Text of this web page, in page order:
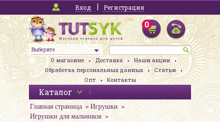
Вход Регистрация
Выберите
0
О магазине Доставка
Наши акции
Обработка персональных данных
Статьи
Опт
Контакты
Каталог
Главная страница
Игрушки
Игрушки для мальчиков